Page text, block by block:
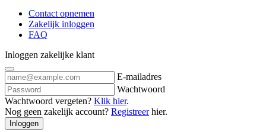
Contact opnemen
Zakelijk inloggen
FAQ
Inloggen zakelijke klant
E-mailadres
Wachtwoord
Wachtwoord vergeten? Klik hier.
Nog geen zakelijk account? Registreerhier.
Inloggen